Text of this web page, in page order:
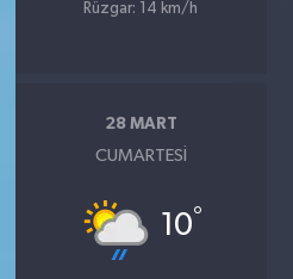
Rüzgar: 14 km/h
28 MART
CUMARTESI
10°